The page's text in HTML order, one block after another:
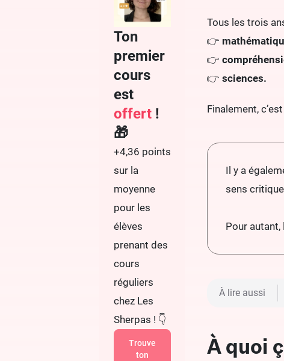
Tous les trois
👉
👉
👉 sciences.
Finalement,
Il y a
sens
Pour
À lire aussi
À quoi
Ton
premier
cours
est
offert !
🎁
+4,36 points
sur la
moyenne
pour les
élèves
prenant des
cours
réguliers
chez Les
Sherpas ! 👇
Trouve
ton